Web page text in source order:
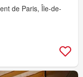
de Paris, Île-de-